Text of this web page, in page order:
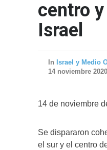
centro
Israel
In Israel y Medio
14 noviembre 2020
14 de noviembre
Se dispararon
el sur y el centro